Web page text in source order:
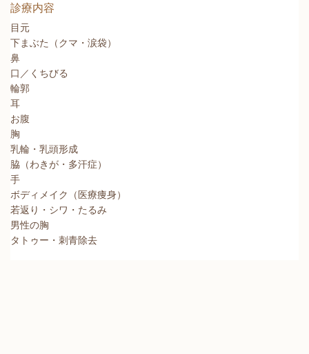
診療内容
目元
下まぶた（クマ・涙袋）
鼻
口／くちびる
輪郭
耳
お腹
胸
乳輪・乳頭形成
脇（わきが・多汗症）
手
ボディメイク（医療痩身）
若返り・シワ・たるみ
男性の胸
タトゥー・刺青除去